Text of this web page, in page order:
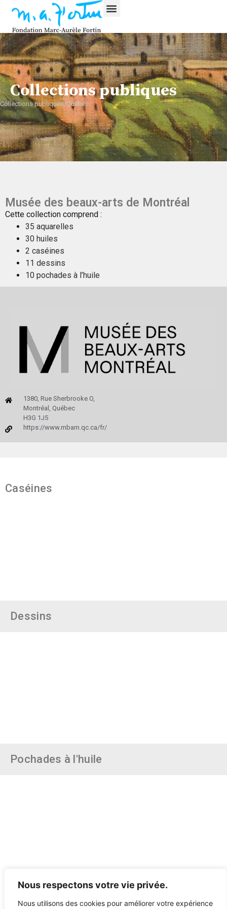
Nous respectons votre vie privée.
Nous utilisons des cookies pour améliorer votre expérience
Collections publiques
Collections publiques/Québec/
Musée des beaux-arts de Montréal
Cette collection comprend :
35 aquarelles
30 huiles
2 caséines
11 dessins
10 pochades à l’huile
1380, Rue Sherbrooke O,
Montréal, Québec
H3G 1J5
https://www.mbam.qc.ca/fr/
Caséines
Dessins
Pochades à l'huile